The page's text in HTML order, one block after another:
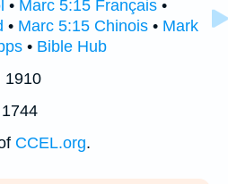
• Marc 5:15 Français •
• Marc 5:15 Chinois • Mark
• Bible Hub
1910
CCEL.org.